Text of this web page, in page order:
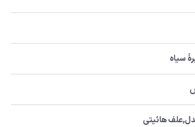
سیاه
هائیتی